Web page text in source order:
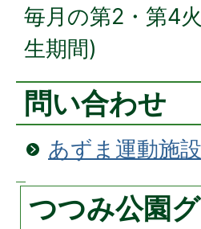
毎月の第2・第4
生期間)
問い合わせ
あずま運動施
つつみ公園